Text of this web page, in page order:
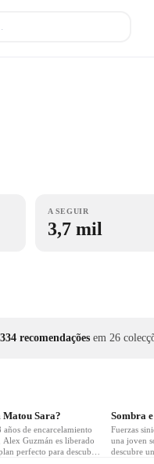
A SEGUIR
3,7 mil
334 recomendações em 26
Matou Sara?
años de encarcelamiento
Alex Guzmán es liberado
perfecto para descubrir
Sombra e
Fuerzas
una joven
descubre